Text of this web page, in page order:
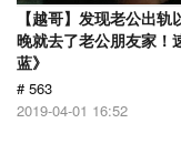
【越哥】发现老公出
晚就去了老公朋友家！
蓝》
# 563
2019-04-01 16:52